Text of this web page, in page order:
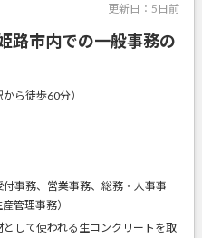
更新日： 5日前
路市内での一般事務の
ら徒歩60分）
事務、営業事務、総務・人事事
管理事務）
して使われる生コンクリートを取